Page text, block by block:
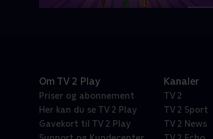
Om TV 2 Play
Priser og abonnement
Her kan du se TV 2 Play
Gavekort til TV 2 Play
Kanaler
TV 2
TV 2 Sport
TV 2 News